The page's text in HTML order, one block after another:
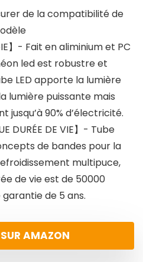
de la compatibilité de
】- Fait en aliminium et PC
led est robustre et
LED apporte la lumière
lumière puissante mais
jusqu’à 90% d’électricité.
DURÉE DE VIE】- Tube
de bandes pour la
multipuce,
de vie est de 50000
de 5 ans.
AMAZON